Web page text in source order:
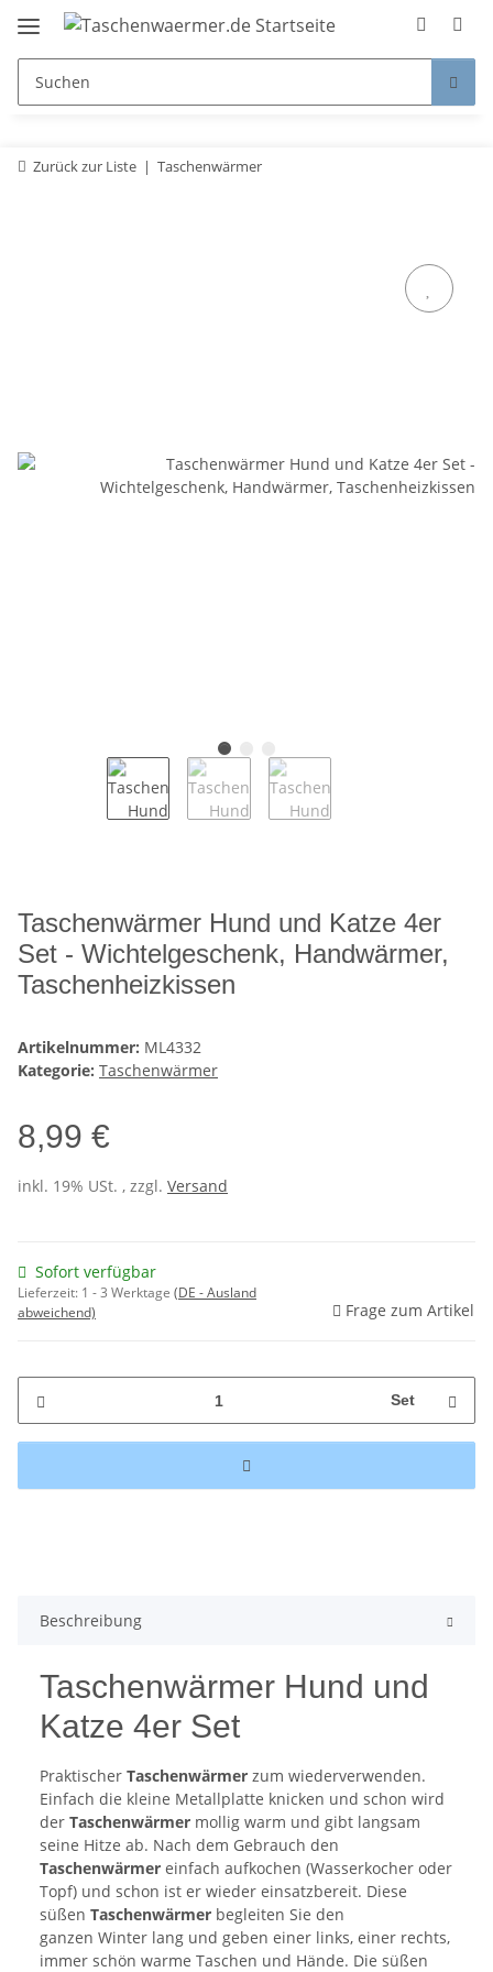
Zurück zur Liste Taschenwärmer
Taschenwärmer Hund und Katze 4er
Set - Wichtelgeschenk, Handwärmer,
Taschenheizkissen
Artikelnummer: ML4332
Kategorie: Taschenwärmer
8,99 €
inkl. 19% USt. , zzgl. Versand
Sofort verfügbar
Lieferzeit: 1 - 3 Werktage (DE - Ausland
abweichend)
Frage zum Artikel
Set
Beschreibung
Taschenwärmer Hund und
Katze 4er Set
Praktischer Taschenwärmer zum wiederverwenden.
Einfach die kleine Metallplatte knicken und schon wird
der Taschenwärmer mollig warm und gibt langsam
seine Hitze ab. Nach dem Gebrauch den
Taschenwärmer einfach aufkochen (Wasserkocher oder
Topf) und schon ist er wieder einsatzbereit. Diese
süßen Taschenwärmer begleiten Sie den
ganzen Winter lang und geben einer links, einer rechts,
immer schön warme Taschen und Hände. Die süßen